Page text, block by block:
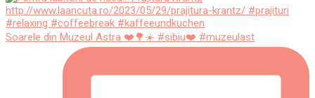
Soarele din Muzeul Astra ❤️🌳☀️ #sibiu❤️ #muzeulast